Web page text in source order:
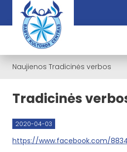
Naujienos Tradicinės verbos
Tradicinės
2020-04-03
https://www.facebook.com/